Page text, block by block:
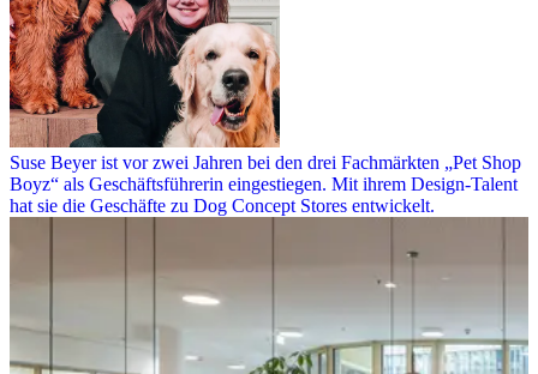
Suse Beyer ist vor zwei Jahren bei den drei Fachmärkten „Pet Shop
Boyz“ als Geschäftsführerin eingestiegen. Mit ihrem Design-Talent
hat sie die Geschäfte zu Dog Concept Stores entwickelt.